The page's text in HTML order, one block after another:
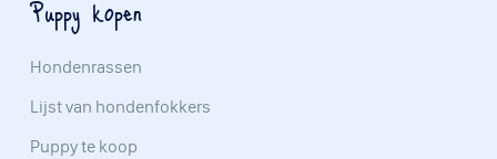
Puppy kopen
Hondenrassen
Lijst van hondenfokkers
Puppy te koop